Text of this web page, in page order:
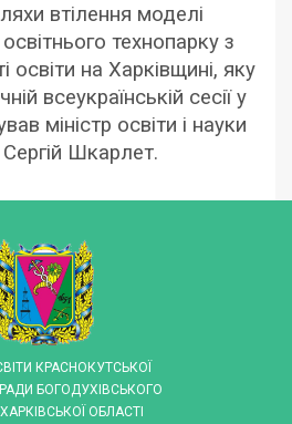
втілення моделі
технопарку з
освіти на Харківщині, яку
всеукраїнській сесії у
міністр освіти і науки
Сергій Шкарлет.
КРАСНОКУТСЬКОЇ
БОГОДУХІВСЬКОГО
ОБЛАСТІ